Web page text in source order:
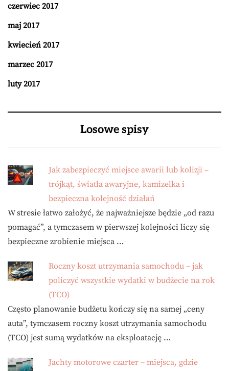
czerwiec 2017
maj 2017
kwiecień 2017
marzec 2017
luty 2017
Losowe spisy
Jak zabezpieczyć miejsce awarii lub kolizji –
trójkąt, światła awaryjne, kamizelka i
bezpieczna kolejność działań
W stresie łatwo założyć, że najważniejsze będzie „od razu
pomagać”, a tymczasem w pierwszej kolejności liczy się
bezpieczne zrobienie miejsca …
Roczny koszt utrzymania samochodu – jak
policzyć wszystkie wydatki w budżecie na rok
(TCO)
Często planowanie budżetu kończy się na samej „ceny
auta”, tymczasem roczny koszt utrzymania samochodu
(TCO) jest sumą wydatków na eksploatację …
Jachty motorowe czarter – miejsca, gdzie